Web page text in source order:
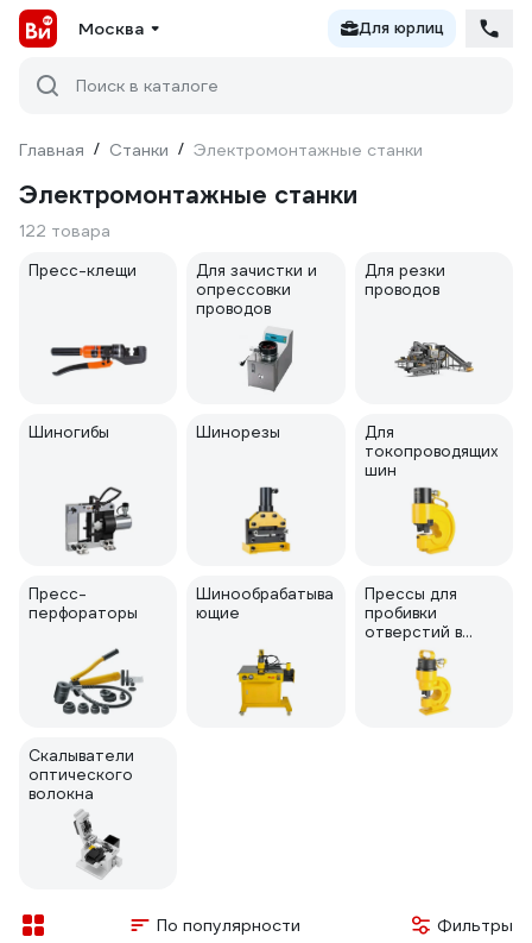
Москва Для юрлиц
Поиск в каталоге
Главная / Станки / Электромонтажные станки
Электромонтажные станки
122 товара
Пресс-клещи
Для зачистки и
опрессовки
проводов
Для резки
проводов
Шиногибы Шинорезы
Для
токопроводящих
шин
Пресс-
перфораторы
Шинообрабатыва
ющие
Прессы для
пробивки
отверстий в
Скалыватели
оптического
волокна
По популярности Фильтры